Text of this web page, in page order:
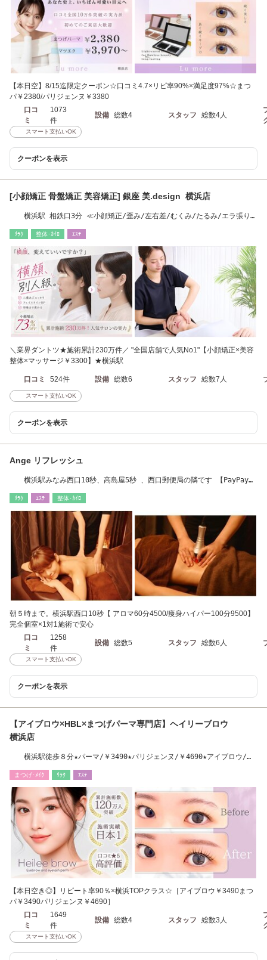
【本日空】8/15迄限定クーポン☆口コミ4.7×リピ率90%×満足度97%☆まつ
パ￥2380/パリジェンヌ￥3380
口コ
ミ
1073
件
設備 総数4 スタッフ 総数4人
スマート支払いOK
クーポンを表示
[小顔矯正 骨盤矯正 美容矯正] 銀座 美.design 横浜店
横浜駅 相鉄口3分 ≪小顔矯正/歪み/左右差/むくみ/たるみ/エラ張り/
ﾘﾗｸ 整体･ｶｲﾛ ｴｽﾃ
＼業界ダントツ★施術累計230万件／ "全国店舗で人気No1"【小顔矯正×美容
整体×マッサージ￥3300】★横浜駅
口コミ 524件 設備 総数6 スタッフ 総数7人
スマート支払いOK
クーポンを表示
Ange リフレッシュ
横浜駅みなみ西口10秒、高島屋5秒 、西口郵便局の隣です 【PayPay加
ﾘﾗｸ ｴｽﾃ 整体･ｶｲﾛ
朝５時まで。横浜駅西口10秒【 アロマ60分4500/痩身ハイパー100分9500】
完全個室×1対1施術で安心
口コ
ミ
1258
件
設備 総数5 スタッフ 総数6人
スマート支払いOK
クーポンを表示
【アイブロウ×HBL×まつげパーマ専門店】ヘイリーブロウ
横浜店
横浜駅徒歩８分★パーマ/￥3490★パリジェンヌ/￥4690★アイブロウ/
まつげ･ﾒｲｸ ﾘﾗｸ ｴｽﾃ
【本日空き◎】リピート率90％×横浜TOPクラス☆［アイブロウ￥3490まつ
パ￥3490パリジェンヌ￥4690］
口コ
ミ
1649
件
設備 総数4 スタッフ 総数3人
スマート支払いOK